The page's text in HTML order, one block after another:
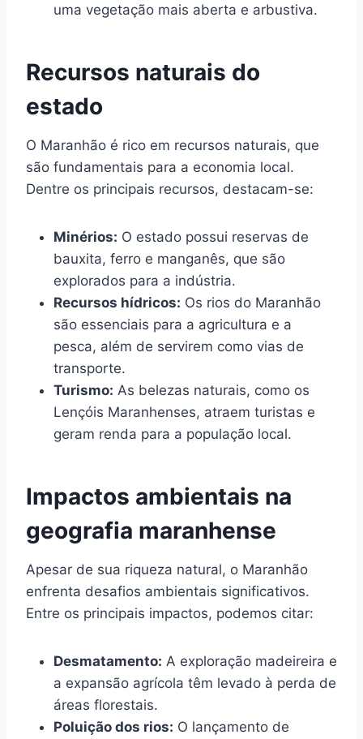
uma vegetação mais aberta e arbustiva.
Recursos naturais do
estado
O Maranhão é rico em recursos naturais, que
são fundamentais para a economia local.
Dentre os principais recursos, destacam-se:
Minérios: O estado possui reservas de
bauxita, ferro e manganês, que são
explorados para a indústria.
Recursos hídricos: Os rios do Maranhão
são essenciais para a agricultura e a
pesca, além de servirem como vias de
transporte.
Turismo: As belezas naturais, como os
Lençóis Maranhenses, atraem turistas e
geram renda para a população local.
Impactos ambientais na
geografia maranhense
Apesar de sua riqueza natural, o Maranhão
enfrenta desafios ambientais significativos.
Entre os principais impactos, podemos citar:
Desmatamento: A exploração madeireira e
a expansão agrícola têm levado à perda de
áreas florestais.
Poluição dos rios: O lançamento de